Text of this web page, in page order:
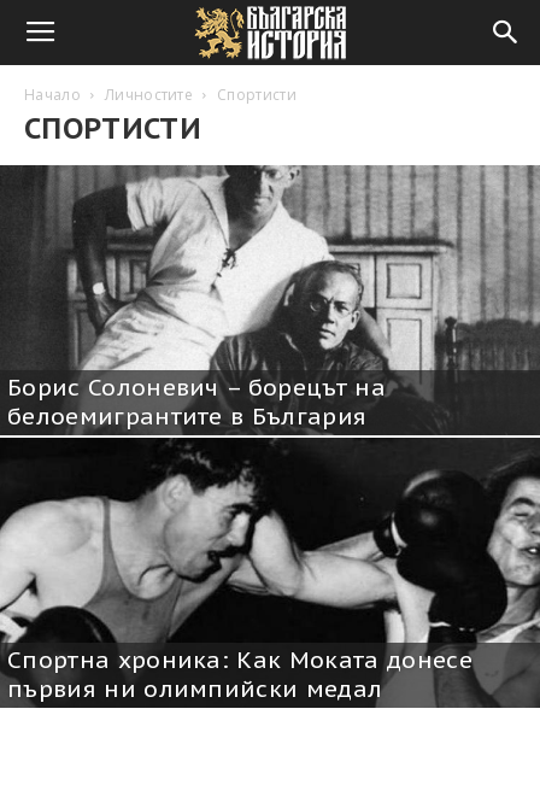
Начало Личностите Спортисти
СПОРТИСТИ
Борис Солоневич – борецът на
белоемигрантите в България
Спортна хроника: Как Моката донесе
първия ни олимпийски медал